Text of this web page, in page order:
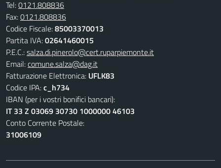
Tel:0121.808836
Fax:0121.808836
Codice Fiscale:85003370013
Partita IVA:02641460015
P.E.C.:salza.di.pinerolo@cert.ruparpiemonte.it
Email:comune.salza@dag.it
Fatturazione Elettronica: UFLK83
Codice IPA:c_h734
IBAN (per i vostri bonifici bancari):
IT 33 Z 03069 30730 1000000 46103
Conto Corrente Postale:
31006109